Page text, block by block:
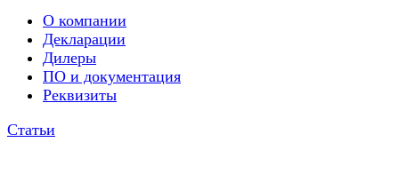
О компании
Декларации
Дилеры
ПО и документация
Реквизиты
Статьи